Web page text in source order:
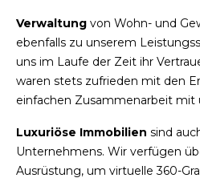
Verwaltung von Wohn- und
ebenfalls zu unserem
uns im Laufe der Zeit ihr
waren stets zufrieden mit den
einfachen Zusammenarbeit mit
Luxuriöse Immobilien sind
Unternehmens. Wir verfügen
Ausrüstung, um virtuelle 360-